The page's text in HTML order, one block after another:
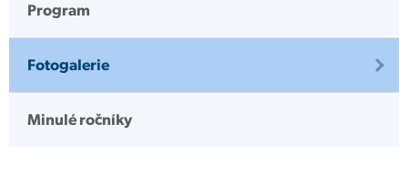
Program
Fotogalerie
Minulé ročníky